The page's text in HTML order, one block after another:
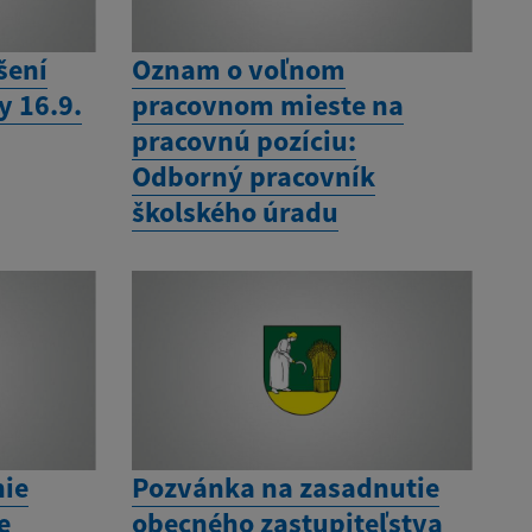
16.9.
Oznam o voľnom
pracovnom mieste na
pracovnú pozíciu:
Odborný pracovník
školského úradu
Pozvánka na zasadnutie
obecného zastupiteľstva